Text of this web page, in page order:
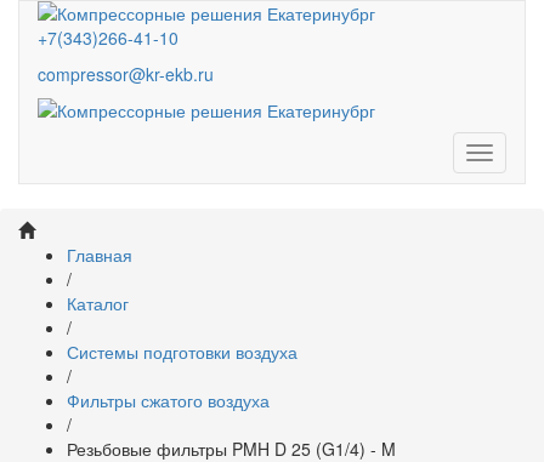
+7(343)266-41-10
compressor@kr-ekb.ru
Главная
/
Каталог
/
Системы подготовки воздуха
/
Фильтры сжатого воздуха
/
Резьбовые фильтры PMH D 25 (G1/4) - M